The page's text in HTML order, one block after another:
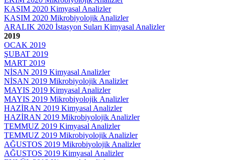
KASIM 2020 Kimyasal Analizler
KASIM 2020 Mikrobiyolojik Analizler
ARALIK 2020 İstasyon Suları Kimyasal Analizler
2019
OCAK 2019
ŞUBAT 2019
MART 2019
NİSAN 2019 Kimyasal Analizler
NİSAN 2019 Mikrobiyolojik Analizler
MAYIS 2019 Kimyasal Analizler
MAYIS 2019 Mikrobiyolojik Analizler
HAZİRAN 2019 Kimyasal Analizler
HAZİRAN 2019 Mikrobiyolojik Analizler
TEMMUZ 2019 Kimyasal Analizler
TEMMUZ 2019 Mikrobiyolojik Analizler
AĞUSTOS 2019 Mikrobiyolojik Analizler
AĞUSTOS 2019 Kimyasal Analizler